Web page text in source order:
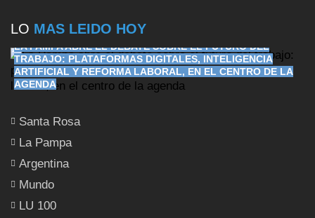
LO MAS LEIDO HOY
LA PAMPA ABRE EL DEBATE SOBRE EL FUTURO DEL
TRABAJO: PLATAFORMAS DIGITALES, INTELIGENCIA
ARTIFICIAL Y REFORMA LABORAL, EN EL CENTRO DE LA
AGENDA
Santa Rosa
La Pampa
Argentina
Mundo
LU 100